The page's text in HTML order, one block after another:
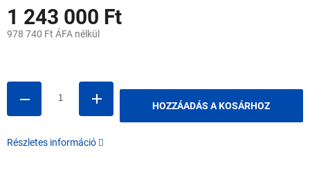
1 243 000 Ft
978 740 Ft ÁFA nélkül
HOZZÁADÁS A KOSÁRHOZ
Részletes információ